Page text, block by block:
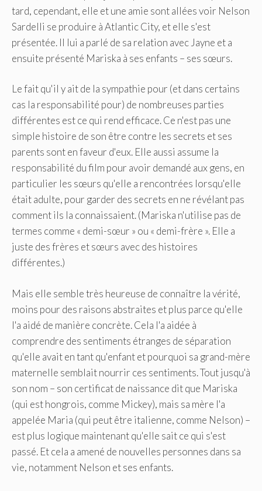
tard, cependant, elle et une amie sont allées voir Nelson
Sardelli se produire à Atlantic City, et elle s'est
présentée. Il lui a parlé de sa relation avec Jayne et a
ensuite présenté Mariska à ses enfants – ses sœurs.
Le fait qu'il y ait de la sympathie pour (et dans certains
cas la responsabilité pour) de nombreuses parties
différentes est ce qui rend efficace. Ce n'est pas une
simple histoire de son être contre les secrets et ses
parents sont en faveur d'eux. Elle aussi assume la
responsabilité du film pour avoir demandé aux gens, en
particulier les sœurs qu'elle a rencontrées lorsqu'elle
était adulte, pour garder des secrets en ne révélant pas
comment ils la connaissaient. (Mariska n'utilise pas de
termes comme « demi-sœur » ou « demi-frère ». Elle a
juste des frères et sœurs avec des histoires
différentes.)
Mais elle semble très heureuse de connaître la vérité,
moins pour des raisons abstraites et plus parce qu'elle
l'a aidé de manière concrète. Cela l'a aidée à
comprendre des sentiments étranges de séparation
qu'elle avait en tant qu'enfant et pourquoi sa grand-mère
maternelle semblait nourrir ces sentiments. Tout jusqu'à
son nom – son certificat de naissance dit que Mariska
(qui est hongrois, comme Mickey), mais sa mère l'a
appelée Maria (qui peut être italienne, comme Nelson) –
est plus logique maintenant qu'elle sait ce qui s'est
passé. Et cela a amené de nouvelles personnes dans sa
vie, notamment Nelson et ses enfants.